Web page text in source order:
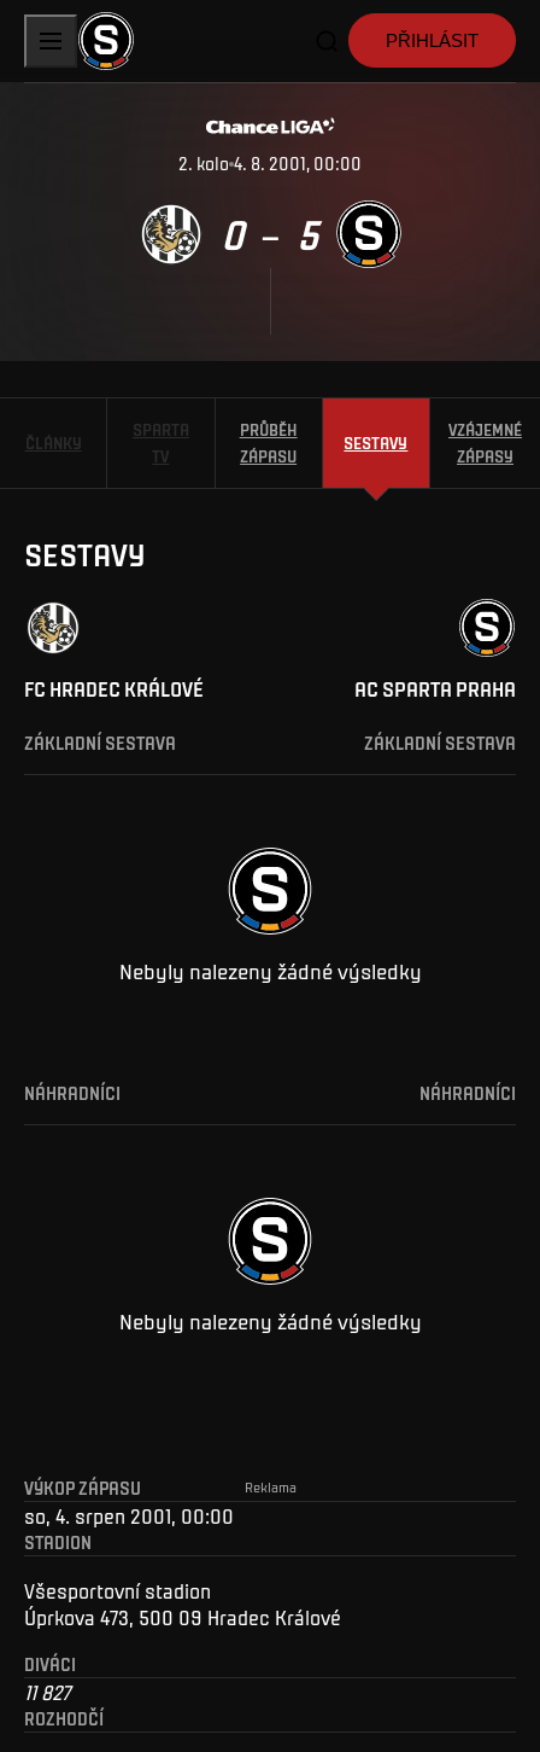
PŘIHLÁSIT
2. kolo 4. 8. 2001, 00:00
0 – 5
ČLÁNKY
SPARTA
TV
PRŮBĚH
ZÁPASU
SESTAVY
VZÁJEMNÉ
ZÁPASY
SESTAVY
FC HRADEC KRÁLOVÉ
ZÁKLADNÍ SESTAVA
AC SPARTA PRAHA
ZÁKLADNÍ SESTAVA
Nebyly nalezeny žádné výsledky
NÁHRADNÍCI NÁHRADNÍCI
Nebyly nalezeny žádné výsledky
Reklama
VÝKOP ZÁPASU
so, 4. srpen 2001, 00:00
STADION
Všesportovní stadion
Úprkova 473, 500 09 Hradec Králové
DIVÁCI
11 827
ROZHODČÍ